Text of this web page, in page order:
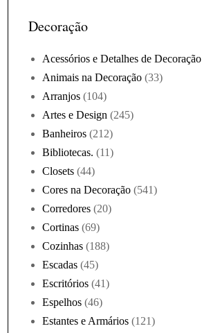
Decoração
Acessórios e Detalhes de Decoração
Animais na Decoração (33)
Arranjos (104)
Artes e Design (245)
Banheiros (212)
Bibliotecas. (11)
Closets (44)
Cores na Decoração (541)
Corredores (20)
Cortinas (69)
Cozinhas (188)
Escadas (45)
Escritórios (41)
Espelhos (46)
Estantes e Armários (121)